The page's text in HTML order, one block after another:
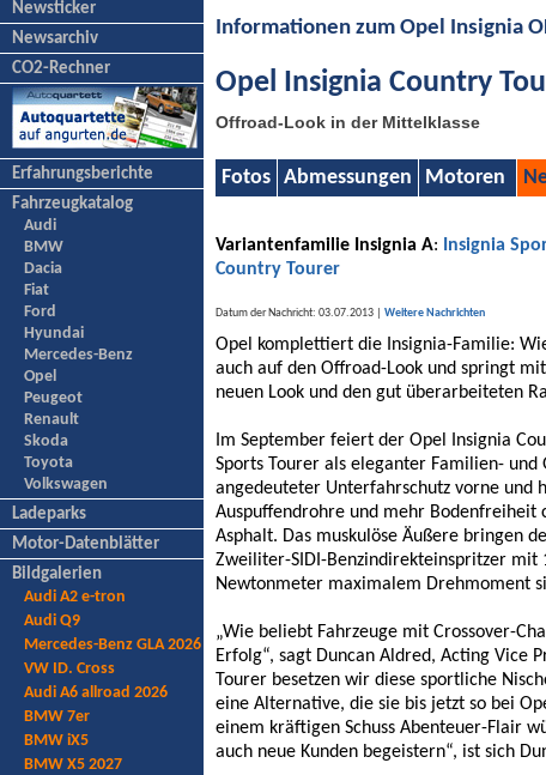
Newsticker
Newsarchiv
CO2-Rechner
Erfahrungsberichte
Fahrzeugkatalog
Audi
BMW
Dacia
Fiat
Ford
Hyundai
Mercedes-Benz
Opel
Peugeot
Renault
Skoda
Toyota
Volkswagen
Ladeparks
Motor-Datenblätter
Bildgalerien
Audi A2 e-tron
Audi Q9
Mercedes-Benz GLA 2026
VW ID. Cross
Audi A6 allroad 2026
BMW 7er
BMW iX5
BMW X5 2027
Informationen zum Opel Insignia
Opel Insignia Country
Offroad-Look in der Mittelklasse
Fotos Abmessungen Motoren
Variantenfamilie Insignia A: Insignia
Country Tourer
Datum der Nachricht: 03.07.2013 | Weitere Nachrichten
Opel komplettiert die Insignia-Familie:
auch auf den Offroad-Look und springt
neuen Look und den gut überarbeiteten
Im September feiert der Opel Insignia
Sports Tourer als eleganter Familien-
angedeuteter Unterfahrschutz vorne und
Auspuffendrohre und mehr Bodenfreiheit
Asphalt. Das muskulöse Äußere bringen
Zweiliter-SIDI-Benzindirekteinspritzer mit
Newtonmeter maximalem Drehmoment
„Wie beliebt Fahrzeuge mit Crossover-
Erfolg“, sagt Duncan Aldred, Acting Vice
Tourer besetzen wir diese sportliche
eine Alternative, die sie bis jetzt so bei
einem kräftigen Schuss Abenteuer-Flair
auch neue Kunden begeistern“, ist sich